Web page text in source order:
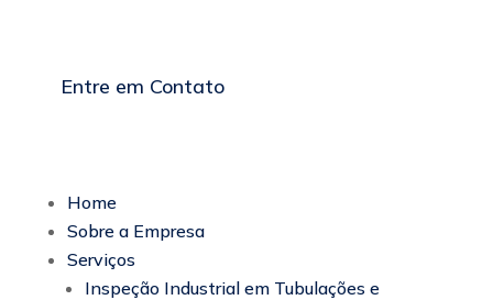
Entre em Contato
Home
Sobre a Empresa
Serviços
Inspeção Industrial em Tubulações e